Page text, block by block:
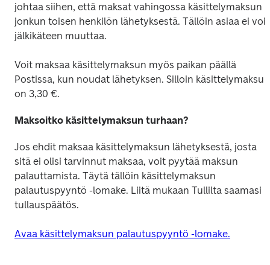
johtaa siihen, että maksat vahingossa käsittelymaksun
jonkun toisen henkilön lähetyksestä. Tällöin asiaa ei voi
jälkikäteen muuttaa.
Voit maksaa käsittelymaksun myös paikan päällä
Postissa, kun noudat lähetyksen. Silloin käsittelymaksu
on 3,30 €.
Maksoitko käsittelymaksun turhaan?
Jos ehdit maksaa käsittelymaksun lähetyksestä, josta
sitä ei olisi tarvinnut maksaa, voit pyytää maksun
palauttamista. Täytä tällöin käsittelymaksun
palautuspyyntö -lomake. Liitä mukaan Tullilta saamasi
tullauspäätös.
Avaa käsittelymaksun palautuspyyntö -lomake.